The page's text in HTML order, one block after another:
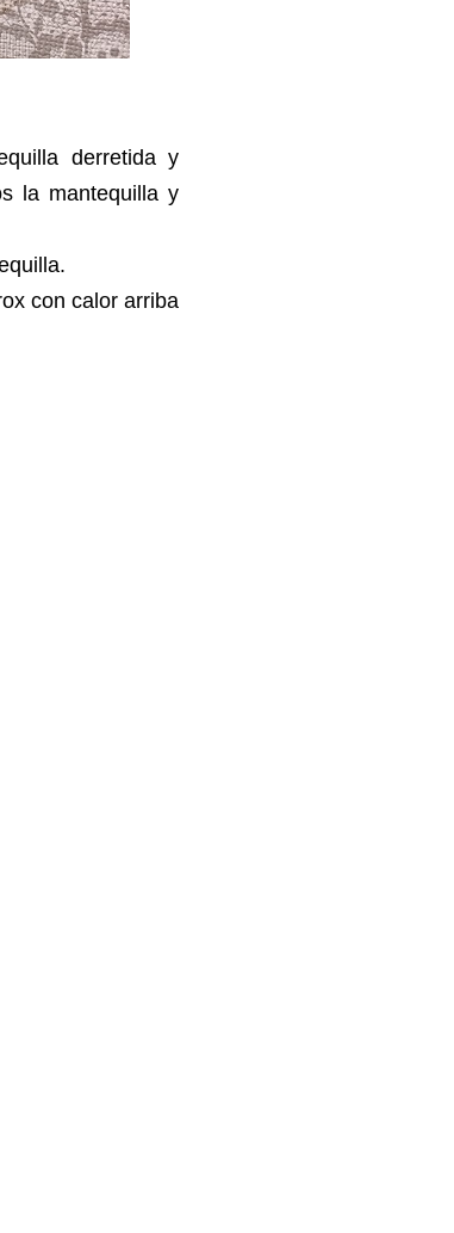
derretida y
la mantequilla y
con calor arriba